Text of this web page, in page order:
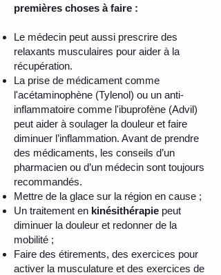
premières choses à faire :
Le médecin peut aussi prescrire des
relaxants musculaires pour aider à la
récupération.
La prise de médicament comme
l'acétaminophène (Tylenol) ou un anti-
inflammatoire comme l'ibuprofène (Advil)
peut aider à soulager la douleur et faire
diminuer l’inflammation. Avant de prendre
des médicaments, les conseils d’un
pharmacien ou d’un médecin sont toujours
recommandés.
Mettre de la glace sur la région en cause ;
Un traitement en kinésithérapie peut
diminuer la douleur et redonner de la
mobilité ;
Faire des étirements, des exercices pour
activer la musculature et des exercices de